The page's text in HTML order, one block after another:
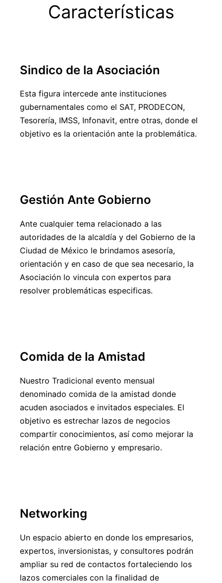
Características
Sindico de la Asociación
Esta figura intercede ante instituciones
gubernamentales como el SAT, PRODECON,
Tesorería, IMSS, Infonavit, entre otras, donde el
objetivo es la orientación ante la problemática.
Gestión Ante Gobierno
Ante cualquier tema relacionado a las
autoridades de la alcaldía y del Gobierno de la
Ciudad de México le brindamos asesoría,
orientación y en caso de que sea necesario, la
Asociación lo vincula con expertos para
resolver problemáticas especificas.
Comida de la Amistad
Nuestro Tradicional evento mensual
denominado comida de la amistad donde
acuden asociados e invitados especiales. El
objetivo es estrechar lazos de negocios
compartir conocimientos, así como mejorar la
relación entre Gobierno y empresario.
Networking
Un espacio abierto en donde los empresarios,
expertos, inversionistas, y consultores podrán
ampliar su red de contactos fortaleciendo los
lazos comerciales con la finalidad de